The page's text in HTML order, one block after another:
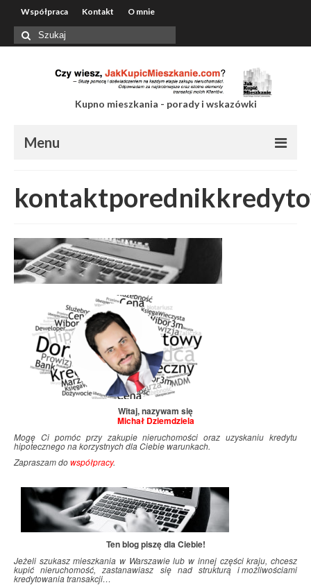
Współpraca Kontakt O mnie
Szuklaj
w:
Kupno mieszkania - porady i wskazówki
Menu
Kontakt
O mnie
Witaj, nazywam się
Michał Dziemdziela
Mogę Ci pomóc przy zakupie nieruchomości oraz uzyskaniu kredytu
hipotecznego na korzystnych dla Ciebie warunkach.
Zapraszam dowspółpracy.
Ten blog piszę dla Ciebie!
Jeżeli szukasz mieszkania w Warszawie lub w innej części kraju, chcesz
kupić nieruchomość, zastanawiasz się nad strukturą imożliwościami
kredytowania transakcji…